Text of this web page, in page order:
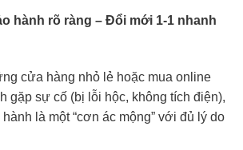
hành rõ ràng – Đổi mới 1-1 nhanh
cửa hàng nhỏ lẻ hoặc mua online
gặp sự cố (bị lỗi hộc, không tích điện),
là một “cơn ác mộng” với đủ lý do